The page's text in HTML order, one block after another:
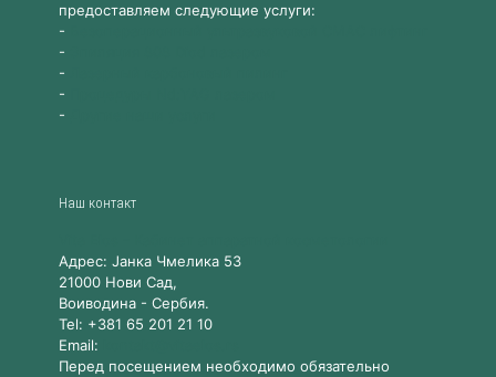
предоставляем следующие услуги:
-
-
-
-
-
Наш контакт
Адрес: Jанка Чмелика 53
21000 Нови Сад,
Воиводина - Сербия.
Tel: +381 65 201 21 10
Email:
Перед посещением необходимо обязательно